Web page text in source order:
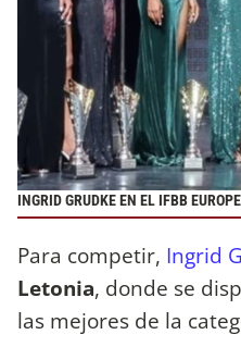
INGRID GRUDKE EN EL IFBB
Para competir, Ingrid
Letonia, donde se
las mejores de la